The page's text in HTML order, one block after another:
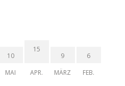
10
MAI
15
APR.
9
MÄRZ
6
FEB.